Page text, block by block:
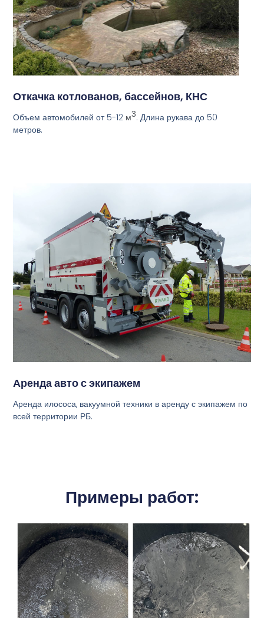
Откачка котлованов, бассейнов, КНС
Объем автомобилей от 5-12 м3. Длина рукава до 50
метров.
Аренда авто с экипажем
Аренда илососа, вакуумной техники в аренду с экипажем по
всей территории РБ.
Примеры работ: